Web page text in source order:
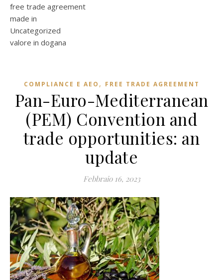
free trade agreement
made in
Uncategorized
valore in dogana
COMPLIANCE E AEO , FREE TRADE AGREEMENT
Pan-Euro-Mediterranean
(PEM) Convention and
trade opportunities: an
update
Febbraio 16, 2023